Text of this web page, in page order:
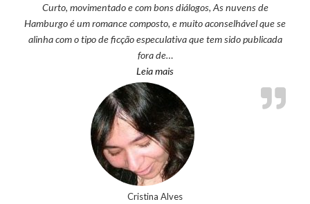
Curto, movimentado e com bons diálogos, As nuvens de
Hamburgo é um romance composto, e muito aconselhável que se
alinha com o tipo de ficção especulativa que tem sido publicada
fora de…
Leia mais“Cristina Alves”
Cristina Alves